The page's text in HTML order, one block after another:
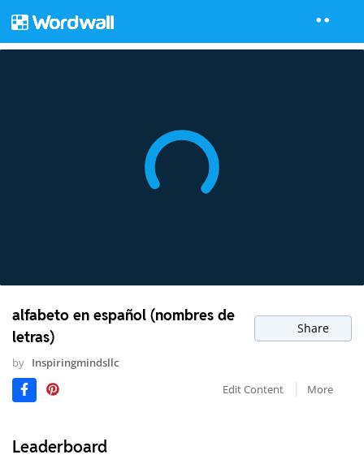
alfabeto en español (nombres de
letras)
Share
by Inspiringmindsllc
Edit Content
More
Leaderboard